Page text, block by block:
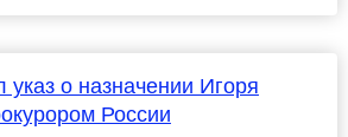
указ о назначении Игоря
России